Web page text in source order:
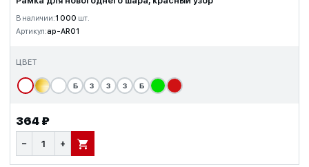
В наличии:1 000 шт.
Артикул:ap-AR01
ЦВЕТ
Б З З З Б
364 ₽
− + В КОРЗИНУ